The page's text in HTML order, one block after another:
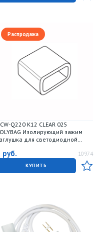
Распродажа
Q220 K12 CLEAR 025
Изолирующий зажим
для светодиодной
25 штук в пакете
руб. 10974
КУПИТЬ